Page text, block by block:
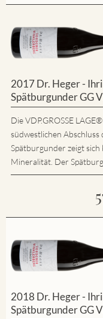
2017 Dr. Heger -
Spätburgunder GG
Die VDP.GROSSE
südwestlichen
Spätburgunder zeigt
Mineralität. Der
2018 Dr. Heger -
Spätburgunder GG